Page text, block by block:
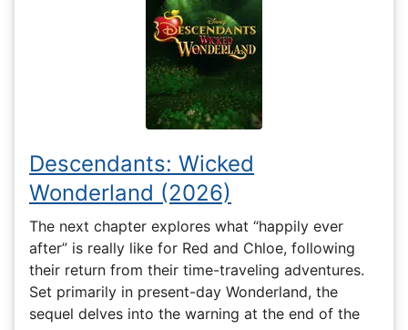
Descendants: Wicked
Wonderland (2026)
The next chapter explores what “happily ever
after” is really like for Red and Chloe, following
their return from their time-traveling adventures.
Set primarily in present-day Wonderland, the
sequel delves into the warning at the end of the